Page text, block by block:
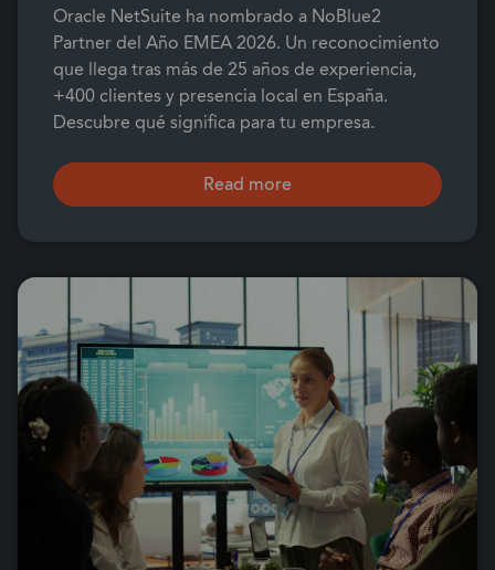
Oracle NetSuite ha nombrado a NoBlue2
Partner del Año EMEA 2026. Un reconocimiento
que llega tras más de 25 años de experiencia,
+400 clientes y presencia local en España.
Descubre qué significa para tu empresa.
Read more